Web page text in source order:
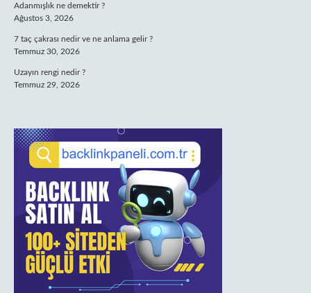
Adanmışlık ne demektir ?
Ağustos 3, 2026
7 taç çakrası nedir ve ne anlama gelir ?
Temmuz 30, 2026
Uzayın rengi nedir ?
Temmuz 29, 2026